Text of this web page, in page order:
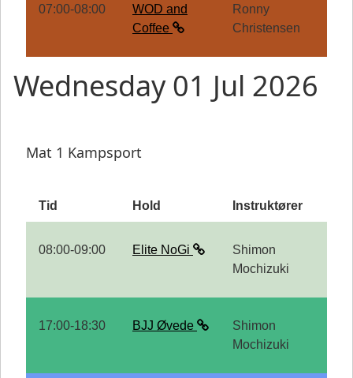
07:00-08:00
WOD and
Coffee
Ronny
Christensen
Wednesday 01 Jul 2026
Mat 1 Kampsport
Tid Hold Instruktører
08:00-09:00 Elite NoGi
Shimon
Mochizuki
17:00-18:30 BJJ Øvede
Shimon
Mochizuki